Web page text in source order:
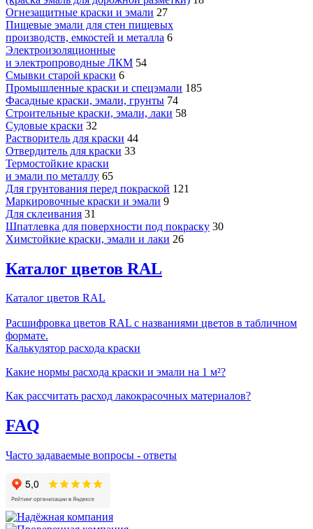
Огнезащитные краски и эмали 27
Пищевые эмали для стен пищевых
производств, емкостей и металла 6
Электроизоляционные
и электропроводные ЛКМ 54
Смывки старой краски 6
Промышленные краски и спецэмали 185
Фасадные краски, эмали, грунты 74
Строительные краски, эмали, лаки 58
Судовые краски 32
Растворитель для краски 44
Отвердитель для краски 33
Термостойкие краски
и эмали по металлу 65
Для грунтования перед покраской 121
Маркировочные краски и эмали 9
Для склеивания 31
Шпатлевка для поверхности под покраску 30
Химстойкие краски, эмали и лаки 26
Каталог цветов RAL
Каталог цветов RAL
Расшифровка цветов RAL с названиями цветов в табличном
формате.
Калькулятор расхода краски
Какие нормы расхода краски и эмали на 1 м²?
Как рассчитать расход лакокрасочных материалов?
FAQ
Часто задаваемые вопросы - ответы